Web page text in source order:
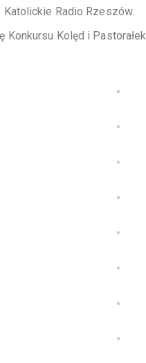
Katolickie Radio Rzeszów.
Kolęd i Pastorałek.